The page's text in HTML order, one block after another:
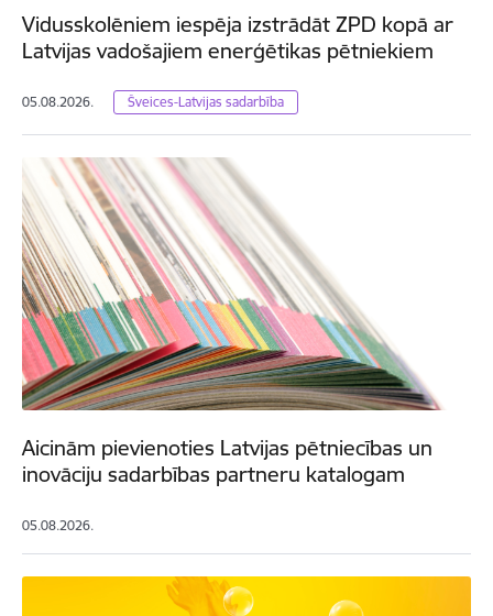
Vidusskolēniem iespēja izstrādāt ZPD kopā ar
Latvijas vadošajiem enerģētikas pētniekiem
05.08.2026. Šveices-Latvijas sadarbība
Aicinām pievienoties Latvijas pētniecības un
inovāciju sadarbības partneru katalogam
05.08.2026.